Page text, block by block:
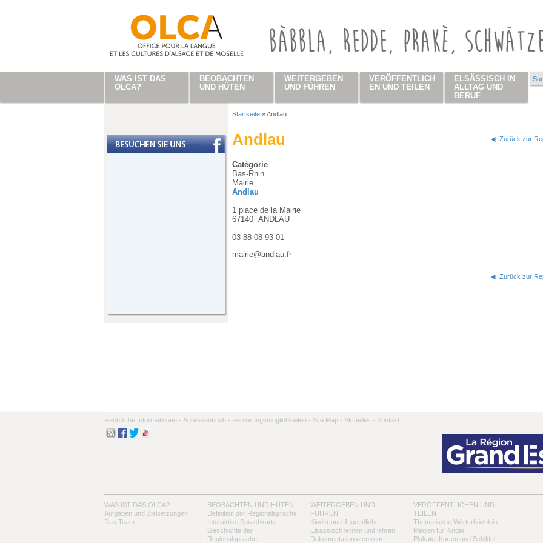
Startseite »Andlau
Zurück zur
Andlau
Catégorie
Bas-Rhin
Mairie
Andlau
1 place de la Mairie
67140 ANDLAU
03 88 08 93 01
mairie@andlau.fr
Zurück zur
Rechtliche Informationen - Adressenbuch - Förderungsmöglichkeiten - Site Map - Aktuelles - Kontakt
WAS IST DAS OLCA?
Aufgaben und Zielsetzungen
Das Team
BEOBACHTEN UND HÜTEN
Definition der Regionalsprache
Interaktive Sprachkarte
Geschichte der
Regionalsprache
WEITERGEBEN UND
FÜHREN
Kinder und Jugendliche
Elsässisch lernen und lehren
Dokumentationszentrum
VERÖFFENTLICHEN UND
TEILEN
Thematische Wörterbüchlein
Medien für Kinder
Plakate, Karten und Schilder
WAS IST DAS
OLCA?
BEOBACHTEN
UND HÜTEN
WEITERGEBEN
UND FÜHREN
VERÖFFENTLICH
EN UND TEILEN
ELSÄSSISCH IN
ALLTAG UND
BERUF